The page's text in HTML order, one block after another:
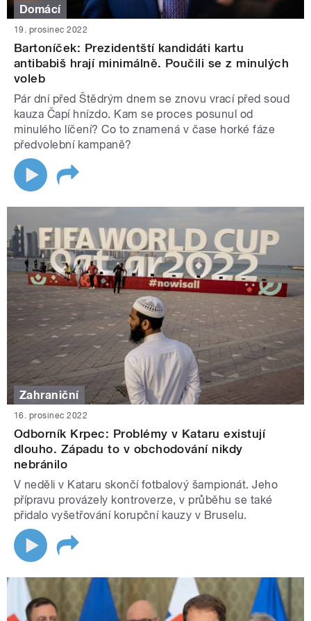
Domácí
19. prosinec 2022
Bartoníček: Prezidentští kandidáti kartu
antibabiš hrají minimálně. Poučili se z minulých
voleb
Pár dní před Štědrým dnem se znovu vrací před soud
kauza Čapí hnízdo. Kam se proces posunul od
minulého líčení? Co to znamená v čase horké fáze
předvolební kampaně?
Zahraniční
16. prosinec 2022
Odborník Krpec: Problémy v Kataru existují
dlouho. Západu to v obchodování nikdy
nebránilo
V neděli v Kataru skončí fotbalový šampionát. Jeho
přípravu provázely kontroverze, v průběhu se také
přidalo vyšetřování korupční kauzy v Bruselu.